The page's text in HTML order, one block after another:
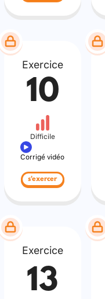
Exercice
10
Difficile
Corrigé vidéo
s'exercer
Exercice
13